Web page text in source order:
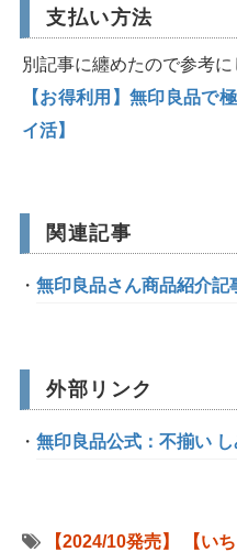
支払い方法
別記事に纏めたので参考に
【お得利用】無印良品で
イ活】
関連記事
無印良品さん商品紹介記
外部リンク
無印良品公式：不揃い
【2024/10発売】 【い